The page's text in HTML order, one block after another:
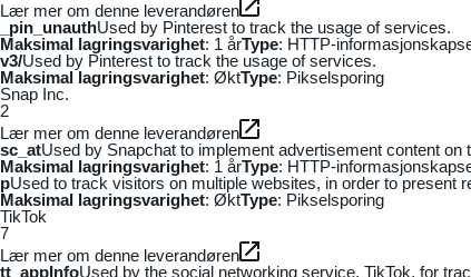
Lær mer om denne leverandøren
_pin_unauthUsed by Pinterest to track the usage of services.
Maksimal lagringsvarighet: 1 årType: HTTP-
v3/Used by Pinterest to track the usage of services.
Maksimal lagringsvarighet: ØktType: Pikselsporing
Snap Inc.
2
Lær mer om denne leverandøren
sc_atUsed by Snapchat to implement advertisement content
Maksimal lagringsvarighet: 1 årType: HTTP-
pUsed to track visitors on multiple websites, in order to present
Maksimal lagringsvarighet: ØktType: Pikselsporing
TikTok
7
Lær mer om denne leverandøren
tt_appInfoUsed by the social networking service, TikTok, for